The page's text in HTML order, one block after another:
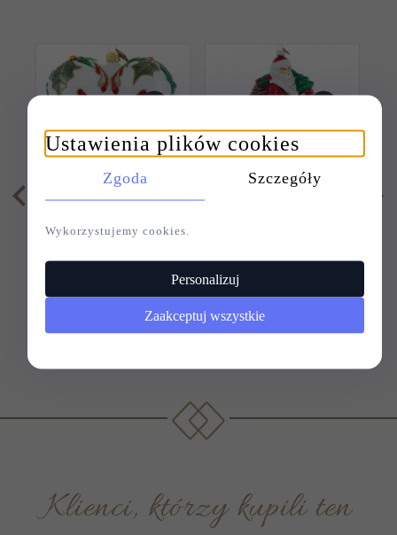
SZKLANA BOMBKA
RADOŚĆ ŚWIĄT
PLN 115,
Klienci, którzy kupili ten
Ustawienia plików cookies
Zgoda Szczegóły
Wykorzystujemy cookies.
Personalizuj
Zaakceptuj wszystkie